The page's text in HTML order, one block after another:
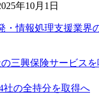
年10月1日
・情報処理支援業界
三興保険サービス
社の全持分を取得へ